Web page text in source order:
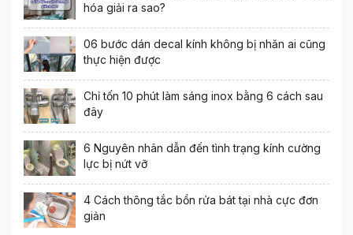
hóa giải ra sao?
06 bước dán decal kính không bị nhăn ai cũng
thực hiện được
Chỉ tốn 10 phút làm sáng inox bằng 6 cách sau
đây
6 Nguyên nhân dẫn đến tình trạng kính cường
lực bị nứt vỡ
4 Cách thông tắc bồn rửa bát tại nhà cực đơn
giản